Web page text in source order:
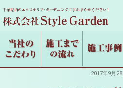
2017年9月28